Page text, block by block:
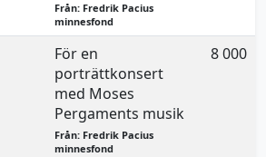
Från: Fredrik Pacius
minnesfond
För en
porträttkonsert
med Moses
Pergaments musik
Från: Fredrik Pacius
minnesfond
8 000